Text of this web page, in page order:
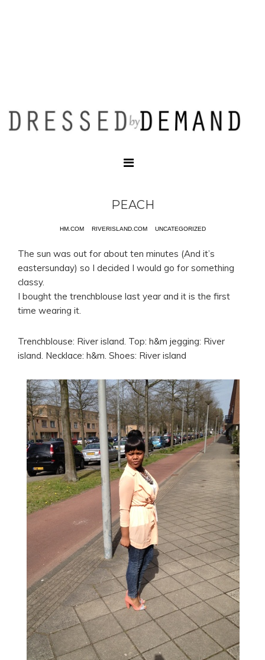
PEACH
HM.COM RIVERISLAND.COM UNCATEGORIZED
The sun was out for about ten minutes (And it’s
eastersunday) so I decided I would go for something
classy.
I bought the trenchblouse last year and it is the first
time wearing it.
Trenchblouse: River island. Top: h&m jegging: River
island. Necklace: h&m. Shoes: River island